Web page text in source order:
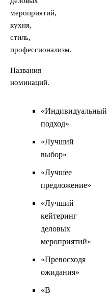
мероприятий,
кухня,
стиль,
профессионализм.
Названия
номинаций.
«Индивидуальный
подход»
«Лучший
выбор»
«Лучшее
предложение»
«Лучший
кейтеринг
деловых
мероприятий»
«Превосходя
ожидания»
«В